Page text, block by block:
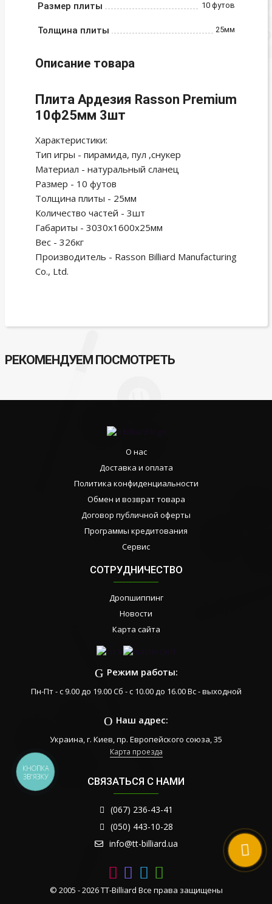
Размер плиты 10 футов
Толщина плиты 25мм
Описание товара
Плита Ардезия Rasson Premium
10ф25мм 3шт
Характеристики:
Тип игры - пирамида, пул ,снукер
Материал - натуральный сланец
Размер - 10 футов
Толщина плиты - 25мм
Количество частей - 3шт
Габариты - 3030х1600х25мм
Вес - 326кг
Производитель - Rasson Billiard Manufacturing
Co., Ltd.
РЕКОМЕНДУЕМ ПОСМОТРЕТЬ
О нас
Доставка и оплата
Политика конфиденциальности
Обмен и возврат товара
Договор публичной оферты
Программы кредитования
Сервис
СОТРУДНИЧЕСТВО
Дропшиппинг
Новости
Карта сайта
Режим работы:
Пн-Пт - с 9.00 до 19.00 Сб - с 10.00 до 16.00 Вс - выходной
Наш адрес:
Украина, г. Киев, пр. Европейского союза, 35
Карта проезда
СВЯЗАТЬСЯ С НАМИ
(067) 236-43-41
(050) 443-10-28
info@tt-billiard.ua
© 2005 - 2026 TT-Billiard Все права защищены
КНОПКА
ЗВ'ЯЗКУ